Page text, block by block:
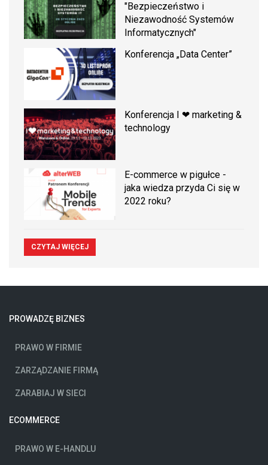
"Bezpieczeństwo i
Niezawodność Systemów
Informatycznych"
Konferencja „Data Center”
Konferencja I ❤ marketing &
technology
E-commerce w pigułce -
jaka wiedza przyda Ci się w
2022 roku?
CZYTAJ WIĘCEJ
PROWADZĘ BIZNES
PRAWO W FIRMIE
ZARZĄDZANIE FIRMĄ
ZARABIAJ W SIECI
ECOMMERCE
PRAWO W E-HANDLU